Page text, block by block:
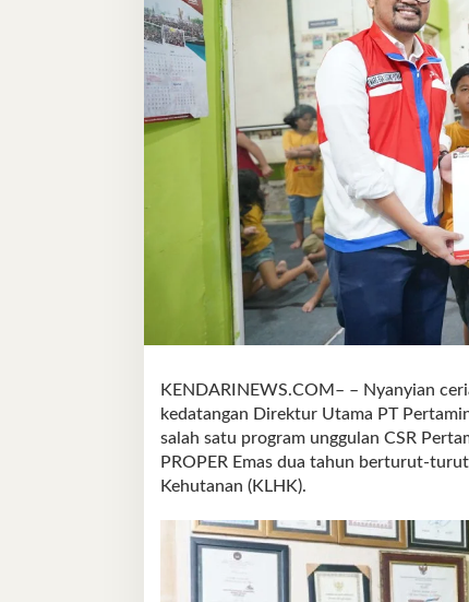
KENDARINEWS.COM– – Nyanyian
kedatangan Direktur Utama PT
salah satu program unggulan CSR
PROPER Emas dua tahun berturut-
Kehutanan (KLHK).